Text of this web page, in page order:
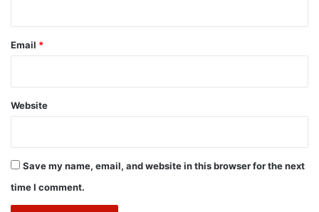
Email *
Website
Save my name, email, and website in this browser for the next
time I comment.